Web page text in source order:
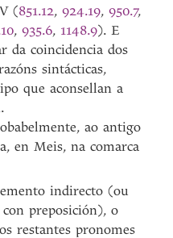
(851.12,924.19,950.7,
,935.6, 1148.9). E
da coincidencia dos
sintácticas,
que aconsellan a
ao antigo
en Meis, na comarca
indirecto (ou
preposición), o
restantes pronomes